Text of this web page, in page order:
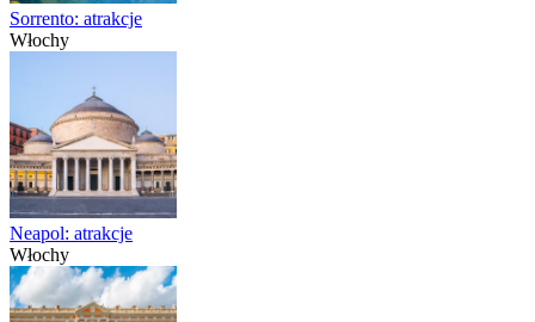
Sorrento: atrakcje
Włochy
Neapol: atrakcje
Włochy